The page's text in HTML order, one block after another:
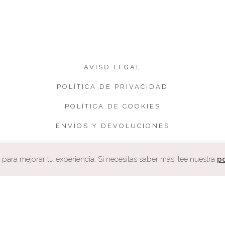
AVISO LEGAL
POLÍTICA DE PRIVACIDAD
POLÍTICA DE COOKIES
ENVÍOS Y DEVOLUCIONES
mejorar tu experiencia. Si necesitas saber más, lee nuestra